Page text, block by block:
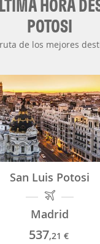
HORA
POTOSI
de los mejores
San Luis Potosi
Madrid
537,21 €